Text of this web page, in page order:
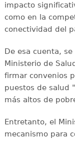
impacto
como en la
conectividad del
De esa cuenta,
Ministerio de
firmar convenios
puestos de salud
más altos de
Entretanto, el
mecanismo para